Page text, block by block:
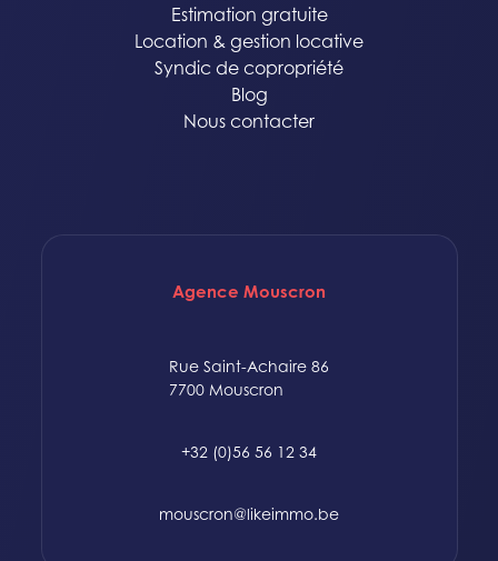
Estimation gratuite
Location & gestion locative
Syndic de copropriété
Blog
Nous contacter
Agence Mouscron
Rue Saint-Achaire 86
7700 Mouscron
+32 (0)56 56 12 34
mouscron@likeimmo.be